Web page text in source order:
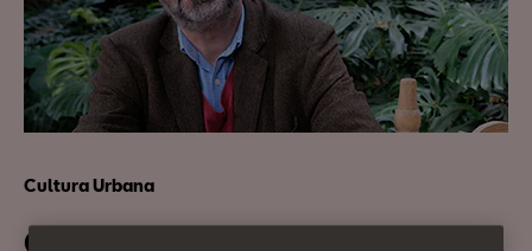
Cultura Urbana
Cafès Literaris: Juan Villoro